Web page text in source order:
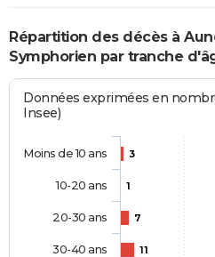
Répartition des décès à
Symphorien par tranche
Données exprimées en
Insee)
3
1
7
11
Moins de 10 ans
10-20 ans
20-30 ans
30-40 ans